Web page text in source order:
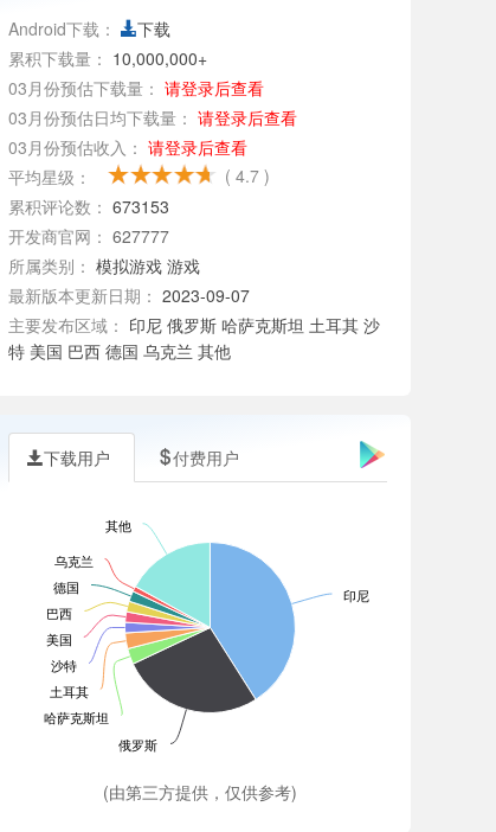
Android下载：
下载
累积下载量： 10,000,000+
03月份预估下载量： 请登录后查看
03月份预估日均下载量： 请登录后查看
03月份预估收入： 请登录后查看
平均星级：
( 4.7 )
累积评论数： 673153
开发商官网： 627777
所属类别： 模拟游戏 游戏
最新版本更新日期： 2023-09-07
主要发布区域： 印尼 俄罗斯 哈萨克斯坦 土耳其 沙
特 美国 巴西 德国 乌克兰 其他
下载用户 付费用户
印尼
俄罗斯
哈萨克斯坦
土耳其
沙特
美国
巴西
德国
乌克兰
其他
(由第三方提供，仅供参考)